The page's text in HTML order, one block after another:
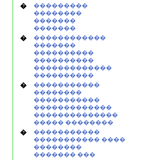
�
���������
��������
�������
�������
�
������������
�������
����������
����������
�������������
����������
�
�����������
��������
�����������
�������������
��������������
����� ��������
�
�����������
����������� ����
��������
������� ���